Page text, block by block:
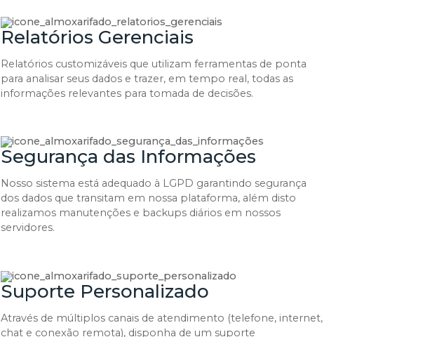
Relatórios Gerenciais
Relatórios customizáveis que utilizam ferramentas de ponta
para analisar seus dados e trazer, em tempo real, todas as
informações relevantes para tomada de decisões.
Segurança das Informações
Nosso sistema está adequado à LGPD garantindo segurança
dos dados que transitam em nossa plataforma, além disto
realizamos manutenções e backups diários em nossos
servidores.
Suporte Personalizado
Através de múltiplos canais de atendimento (telefone, internet,
chat e conexão remota), disponha de um suporte